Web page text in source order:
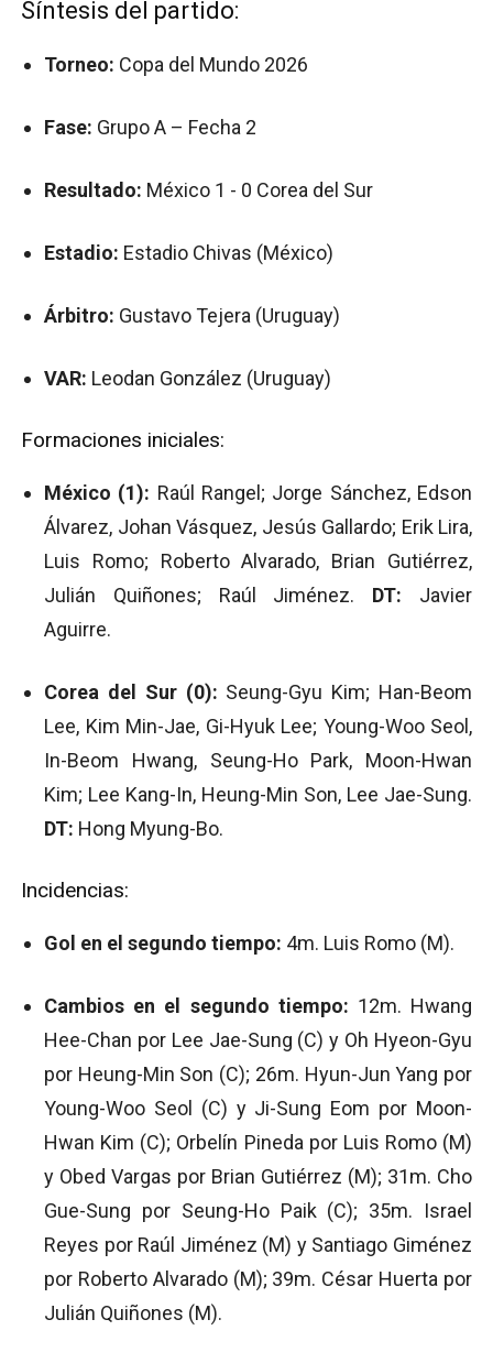
Síntesis del partido:
Torneo: Copa del Mundo 2026
Fase: Grupo A – Fecha 2
Resultado: México 1 - 0 Corea del Sur
Estadio: Estadio Chivas (México)
Árbitro: Gustavo Tejera (Uruguay)
VAR: Leodan González (Uruguay)
Formaciones iniciales:
México (1): Raúl Rangel; Jorge Sánchez, Edson
Álvarez, Johan Vásquez, Jesús Gallardo; Erik Lira,
Luis Romo; Roberto Alvarado, Brian Gutiérrez,
Julián Quiñones; Raúl Jiménez. DT: Javier
Aguirre.
Corea del Sur (0): Seung-Gyu Kim; Han-Beom
Lee, Kim Min-Jae, Gi-Hyuk Lee; Young-Woo Seol,
In-Beom Hwang, Seung-Ho Park, Moon-Hwan
Kim; Lee Kang-In, Heung-Min Son, Lee Jae-Sung.
DT: Hong Myung-Bo.
Incidencias:
Gol en el segundo tiempo: 4m. Luis Romo (M).
Cambios en el segundo tiempo: 12m. Hwang
Hee-Chan por Lee Jae-Sung (C) y Oh Hyeon-Gyu
por Heung-Min Son (C); 26m. Hyun-Jun Yang por
Young-Woo Seol (C) y Ji-Sung Eom por Moon-
Hwan Kim (C); Orbelín Pineda por Luis Romo (M)
y Obed Vargas por Brian Gutiérrez (M); 31m. Cho
Gue-Sung por Seung-Ho Paik (C); 35m. Israel
Reyes por Raúl Jiménez (M) y Santiago Giménez
por Roberto Alvarado (M); 39m. César Huerta por
Julián Quiñones (M).